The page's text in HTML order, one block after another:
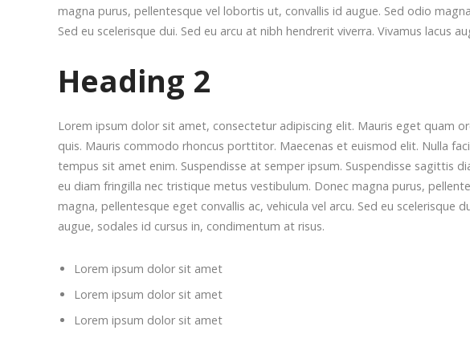
magna purus, pellentesque vel lobortis ut, convallis id augue. Sed odio
Sed eu scelerisque dui. Sed eu arcu at nibh hendrerit viverra. Vivamus lacus
Heading 2
Lorem ipsum dolor sit amet, consectetur adipiscing elit. Mauris eget quam
quis. Mauris commodo rhoncus porttitor. Maecenas et euismod elit. Nulla
tempus sit amet enim. Suspendisse at semper ipsum. Suspendisse sagittis
eu diam fringilla nec tristique metus vestibulum. Donec magna purus,
magna, pellentesque eget convallis ac, vehicula vel arcu. Sed eu scelerisque
augue, sodales id cursus in, condimentum at risus.
Lorem ipsum dolor sit amet
Lorem ipsum dolor sit amet
Lorem ipsum dolor sit amet